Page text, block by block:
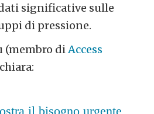
significative sulle
di pressione.
(membro diAccess
il bisogno urgente